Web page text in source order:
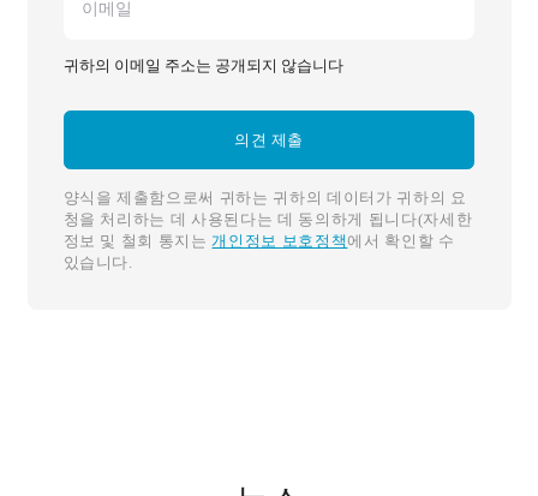
귀하의 이메일 주소는 공개되지 않습니다
양식을 제출함으로써 귀하는 귀하의 데이터가 귀하의 요
청을 처리하는 데 사용된다는 데 동의하게 됩니다(자세한
정보 및 철회 통지는개인정보 보호정책에서 확인할 수
있습니다.